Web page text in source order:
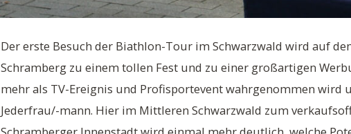
Der erste Besuch der Biathlon-Tour im Schwarzwald wird auf
Schramberg zu einem tollen Fest und zu einer großartigen
mehr als TV-Ereignis und Profisportevent wahrgenommen wird
Jederfrau/-mann. Hier im Mittleren Schwarzwald zum